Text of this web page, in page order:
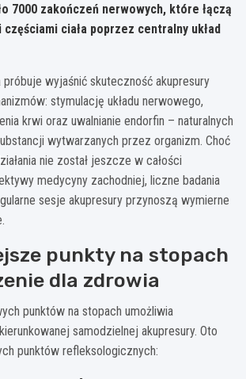
7000 zakończeń nerwowych, które łączą
częściami ciała poprzez centralny układ
próbuje wyjaśnić skuteczność akupresury
stymulację układu nerwowego,
krwi oraz uwalnianie endorfin – naturalnych
wytwarzanych przez organizm. Choć
nie został jeszcze w całości
medycyny zachodniej, liczne badania
sesje akupresury przynoszą wymierne
punkty na stopach
dla zdrowia
punktów na stopach umożliwia
samodzielnej akupresury. Oto
punktów refleksologicznych: